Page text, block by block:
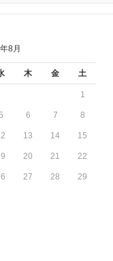
8月
木 金 土
1
6 7 8
13 14 15
20 21 22
27 28 29